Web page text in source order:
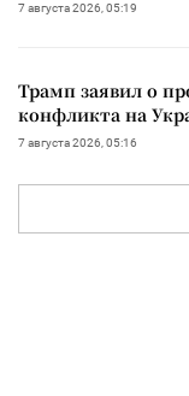
7 августа 2026, 05:19
Трамп заявил о
конфликта на
7 августа 2026, 05:16